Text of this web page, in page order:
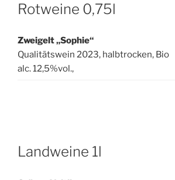
Rotweine 0,75l
Zweigelt „Sophie“
Qualitätswein 2023, halbtrocken, Bio
alc. 12,5%vol.,
Landweine 1l